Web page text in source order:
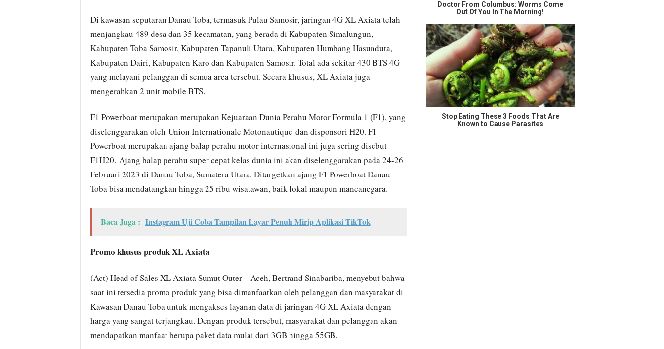
Di kawasan seputaran Danau Toba, termasuk Pulau Samosir, jaringan 4G XL Axiata telah
menjangkau 489 desa dan 35 kecamatan, yang berada di Kabupaten Simalungun,
Kabupaten Toba Samosir, Kabupaten Tapanuli Utara, Kabupaten Humbang Hasunduta,
Kabupaten Dairi, Kabupaten Karo dan Kabupaten Samosir. Total ada sekitar 430 BTS 4G
yang melayani pelanggan di semua area tersebut. Secara khusus, XL Axiata juga
mengerahkan 2 unit mobile BTS.
F1 Powerboat merupakan merupakan Kejuaraan Dunia Perahu Motor Formula 1 (F1), yang
diselenggarakan oleh Union Internationale Motonautique dan disponsori H20. F1
Powerboat merupakan ajang balap perahu motor internasional ini juga sering disebut
F1H20. Ajang balap perahu super cepat kelas dunia ini akan diselenggarakan pada 24-26
Februari 2023 di Danau Toba, Sumatera Utara. Ditargetkan ajang F1 Powerboat Danau
Toba bisa mendatangkan hingga 25 ribu wisatawan, baik lokal maupun mancanegara.
Baca Juga : Instagram Uji Coba Tampilan Layar Penuh Mirip Aplikasi TikTok
Promo khusus produk XL Axiata
(Act) Head of Sales XL Axiata Sumut Outer – Aceh, Bertrand Sinabariba, menyebut bahwa
saat ini tersedia promo produk yang bisa dimanfaatkan oleh pelanggan dan masyarakat di
Kawasan Danau Toba untuk mengakses layanan data di jaringan 4G XL Axiata dengan
harga yang sangat terjangkau. Dengan produk tersebut, masyarakat dan pelanggan akan
mendapatkan manfaat berupa paket data mulai dari 3GB hingga 55GB.
Doctor From Columbus: Worms Come
Out Of You In The Morning!
Stop Eating These 3 Foods That Are
Known to Cause Parasites